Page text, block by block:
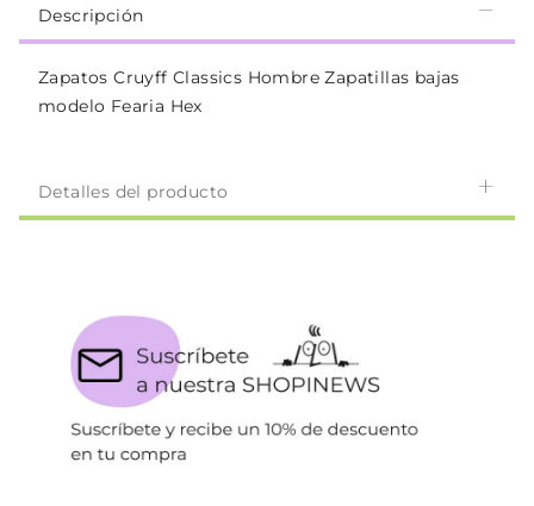
Descripción
Zapatos Cruyff Classics Hombre Zapatillas bajas
modelo Fearia Hex
Detalles del producto